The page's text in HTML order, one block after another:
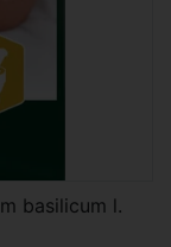
basilicum l.